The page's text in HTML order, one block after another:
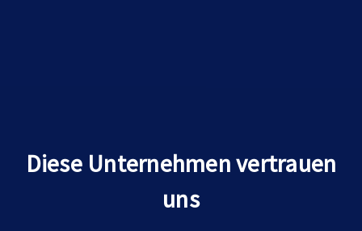
Diese Unternehmen vertrauen
uns